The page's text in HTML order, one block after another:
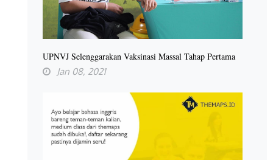
UPNVJ Selenggarakan Vaksinasi Massal Tahap Pertama
Jan 08, 2021